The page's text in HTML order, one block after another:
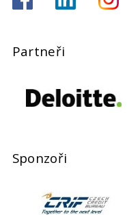
Partneři
Sponzoři